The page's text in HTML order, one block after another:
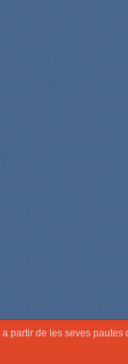
partir de les seves